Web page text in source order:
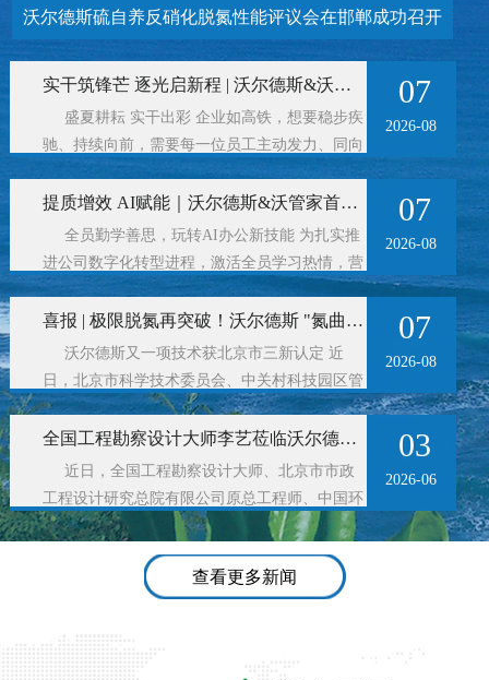
沃尔德斯硫自养反硝化脱氮性能评议会在邯郸成功召开
实干筑锋芒 逐光启新程 | 沃尔德斯&沃管家“人人都是高铁车厢”评选活动圆满落幕
盛夏耕耘 实干出彩 企业如高铁，想要稳步疾
驰、持续向前，需要每一位员工主动发力、同向
奔赴。 为持续激活团队活力、弘扬岗位担 ...
07
2026-08
提质增效 AI赋能｜沃尔德斯&沃管家首届AI工具员工分享大赛圆满落幕
全员勤学善思，玩转AI办公新技能 为扎实推
进公司数字化转型进程，激活全员学习热情，营
造主动突破、创新实干的企业氛围。8月4日下
午， ...
07
2026-08
喜报 | 极限脱氮再突破！沃尔德斯 "氮曲智核" 入选北京市新技术新产品新服务名单
沃尔德斯又一项技术获北京市三新认定 近
日，北京市科学技术委员会、中关村科技园区管
理委员会公示了 "北京市新技术新产品新服务
（总 ...
07
2026-08
全国工程勘察设计大师李艺莅临沃尔德斯交流指导
近日，全国工程勘察设计大师、北京市市政
工程设计研究总院有限公司原总工程师、中国环
保机械行业协会水分会副主任委员李艺，中国环
03
2026-06
查看更多新闻